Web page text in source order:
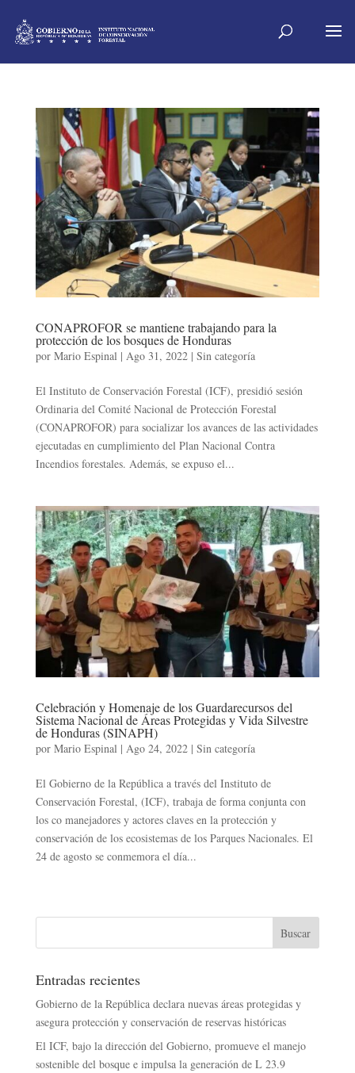
CONAPROFOR se mantiene trabajando para la
protección de los bosques de Honduras
por Mario Espinal| Ago 31, 2022| Sin categoría
El Instituto de Conservación Forestal (ICF), presidió sesión
Ordinaria del Comité Nacional de Protección Forestal
(CONAPROFOR) para socializar los avances de las actividades
ejecutadas en cumplimiento del Plan Nacional Contra
Incendios forestales. Además, se expuso el...
Celebración y Homenaje de los Guardarecursos del
Sistema Nacional de Áreas Protegidas y Vida Silvestre
de Honduras (SINAPH)
por Mario Espinal| Ago 24, 2022| Sin categoría
El Gobierno de la República a través del Instituto de
Conservación Forestal, (ICF), trabaja de forma conjunta con
los co manejadores y actores claves en la protección y
conservación de los ecosistemas de los Parques Nacionales. El
24 de agosto se conmemora el día...
Entradas recientes
Gobierno de la República declara nuevas áreas protegidas y
asegura protección y conservación de reservas históricas
El ICF, bajo la dirección del Gobierno, promueve el manejo
sostenible del bosque e impulsa la generación de L 23.9